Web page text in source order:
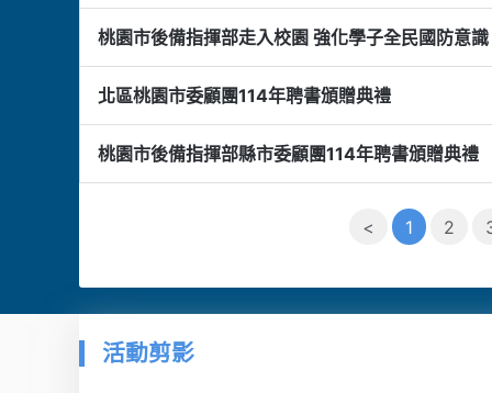
桃園市後備指揮部走入校園 強化學子全民國防意識
北區桃園市委顧團114年聘書頒贈典禮
桃園市後備指揮部縣市委顧團114年聘書頒贈典禮
< 1 2
活動剪影